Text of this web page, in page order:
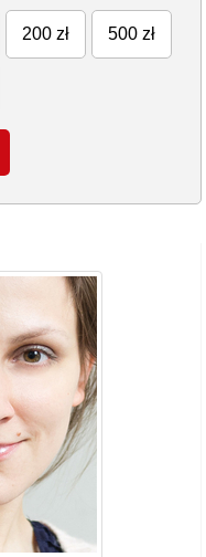
200 zł 500 zł